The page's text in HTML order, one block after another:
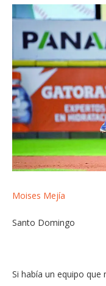
Moises Mejía
Santo Domingo
Si había un equipo que